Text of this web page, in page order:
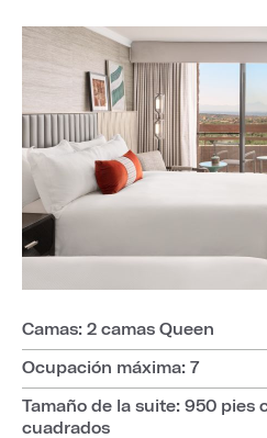
Camas: 2 camas Queen
Ocupación máxima: 7
Tamaño de la suite: 950 pies
cuadrados